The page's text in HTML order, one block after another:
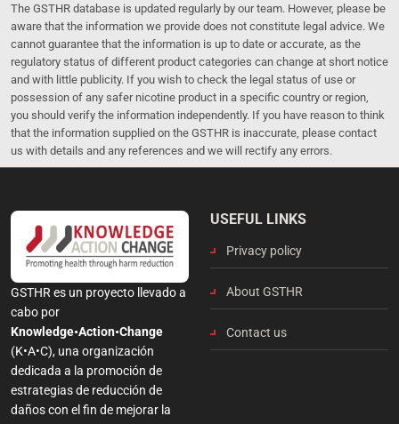
The GSTHR database is updated regularly by our team. However, please be
aware that the information we provide does not constitute legal advice. We
cannot guarantee that the information is up to date or accurate, as the
regulatory status of different product categories can change at short notice
and with little publicity. If you wish to check the legal status of use or
possession of any safer nicotine product in a specific country or region,
you should verify the information independently. If you have reason to think
that the information supplied on the GSTHR is inaccurate, please contact
us with details and any references and we will rectify any errors.
GSTHR es un proyecto llevado a
cabo por
Knowledge•Action•Change
(K•A•C), una organización
dedicada a la promoción de
estrategias de reducción de
daños con el fin de mejorar la
USEFUL LINKS
Privacy policy
About GSTHR
Contact us